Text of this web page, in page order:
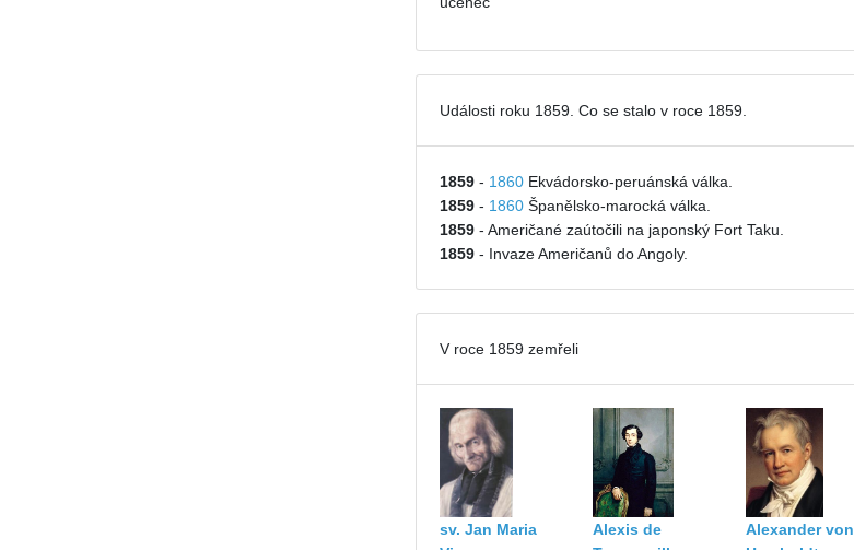
Události roku 1859. Co se stalo v roce 1859.
1859 - 1860Ekvádorsko-peruánská válka.
1859 - 1860Španělsko-marocká válka.
1859 - Američané zaútočili na japonský Fort Taku.
1859 - Invaze Američanů do Angoly.
V roce 1859 zemřeli
sv. Jan Maria
Alexis de
Alexander von